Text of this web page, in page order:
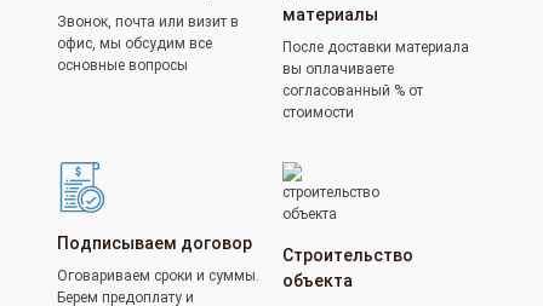
Звонок, почта или визит в
офис, мы обсудим все
основные вопросы
материалы
После доставки материала
вы оплачиваете
согласованный % от
стоимости
Подписываем договор
Оговариваем сроки и суммы.
Берем предоплату и
Строительство
объекта